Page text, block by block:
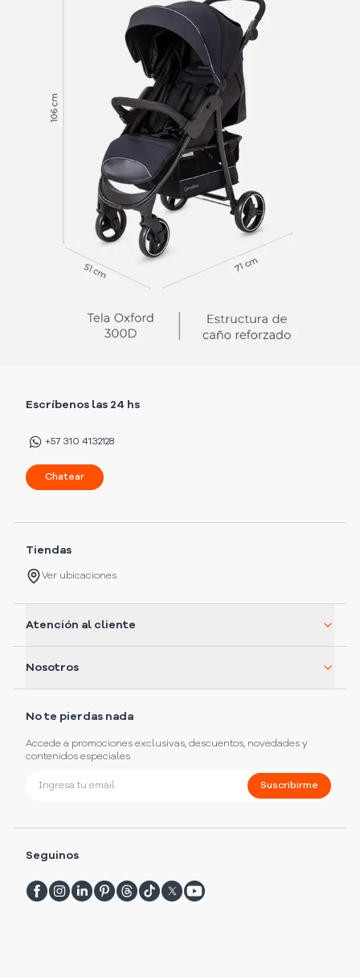
Escríbenos las 24 hs
+57 310 4132128
Chatear
Tiendas
Ver ubicaciones
Atención al cliente
Nosotros
No te pierdas nada
Accede a promociones exclusivas, descuentos, novedades y
contenidos especiales
Suscribirme
Seguinos